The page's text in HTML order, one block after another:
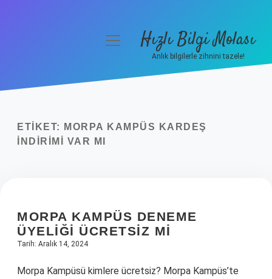
Yasal Uyarı
menüyüHızlı Bilgi Molası
Anlık bilgilerle zihnini tazele!
ETIKET:
MORPA KAMPÜS KARDEŞ
İNDIRIMI VAR MI
MORPA KAMPÜS DENEME
ÜYELIĞI ÜCRETSIZ MI
Tarih: Aralık 14, 2024
Morpa Kampüsü kimlere ücretsiz? Morpa Kampüs’te